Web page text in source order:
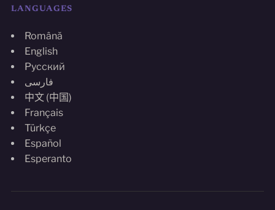
LANGUAGES
Română
English
Русский
فارسی
中文 (中国)
Français
Türkçe
Español
Esperanto